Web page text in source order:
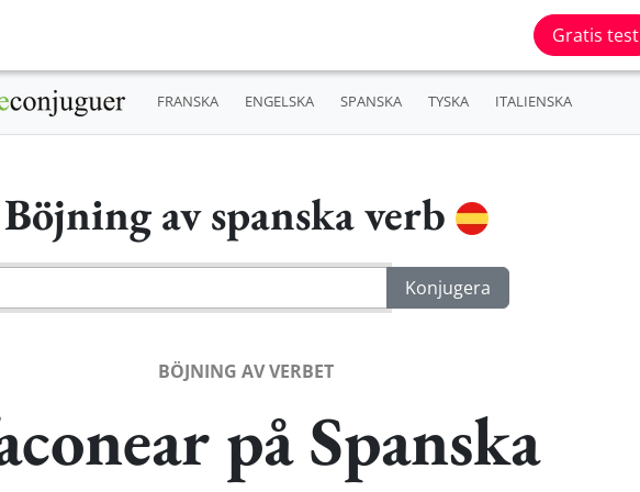
Gratis test
FRANSKA ENGELSKA SPANSKA TYSKA ITALIENSKA
Böjning av spanska verb
BÖJNING AV VERBET
på Spanska